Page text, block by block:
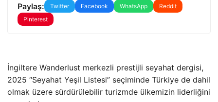
Paylaş: Twitter Facebook WhatsApp
Reddit
Pinterest
İngiltere Wanderlust merkezli prestijli seyahat dergisi,
2025 “Seyahat Yeşil Listesi” seçiminde Türkiye de dahil
olmak üzere sürdürülebilir turizmde ülkemizin liderliğini